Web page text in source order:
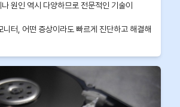
원인 역시 다양하므로 전문적인 기술이
니터, 어떤 증상이라도 빠르게 진단하고 해결해